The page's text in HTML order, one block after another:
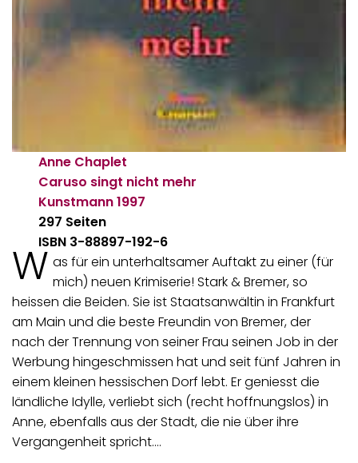
Anne Chaplet
Caruso singt nicht mehr
Kunstmann1997
297 Seiten
ISBN 3-88897-192-6
W as für ein unterhaltsamer Auftakt zu einer (für
mich) neuen Krimiserie! Stark & Bremer, so
heissen die Beiden. Sie ist Staatsanwältin in Frankfurt
am Main und die beste Freundin von Bremer, der
nach der Trennung von seiner Frau seinen Job in der
Werbung hingeschmissen hat und seit fünf Jahren in
einem kleinen hessischen Dorf lebt. Er geniesst die
ländliche Idylle, verliebt sich (recht hoffnungslos) in
Anne, ebenfalls aus der Stadt, die nie über ihre
Vergangenheit spricht.…